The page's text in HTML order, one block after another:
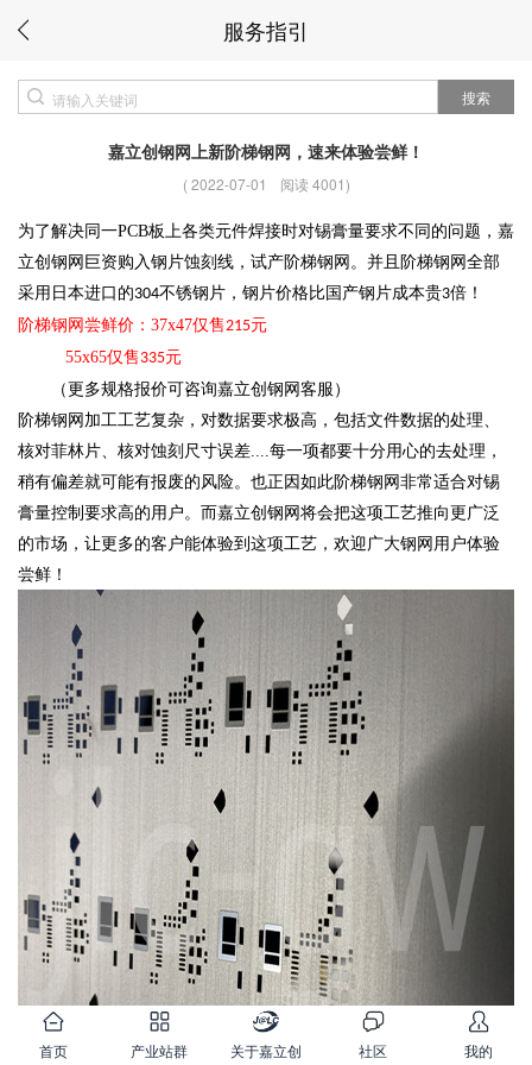
服务指引
搜索
嘉立创钢网上新阶梯钢网，速来体验尝鲜！
(2022-07-01 阅读 4001)
为了解决同一PCB板上各类元件焊接时对锡膏量要求不同的问题，嘉
立创钢网巨资购入钢片蚀刻线，试产阶梯钢网。并且阶梯钢网全部
采用日本进口的304不锈钢片，钢片价格比国产钢片成本贵3倍！
阶梯钢网尝鲜价：37x47仅售215元
55x65仅售335元
（更多规格报价可咨询嘉立创钢网客服）
阶梯钢网加工工艺复杂，对数据要求极高，包括文件数据的处理、
核对菲林片、核对蚀刻尺寸误差....每一项都要十分用心的去处理，
稍有偏差就可能有报废的风险。也正因如此阶梯钢网非常适合对锡
膏量控制要求高的用户。而嘉立创钢网将会把这项工艺推向更广泛
的市场，让更多的客户能体验到这项工艺，欢迎广大钢网用户体验
尝鲜！
首页 产业站群 关于嘉立创 社区 我的